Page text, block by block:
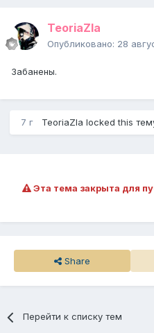
TeoriaZla
Опубликовано: 28
Забанены.
7 г TeoriaZla locked this
Эта тема закрыта для
Share
Перейти к списку тем